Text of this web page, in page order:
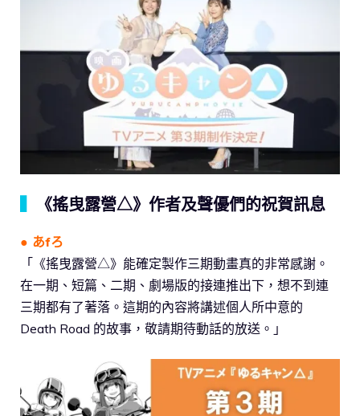
《搖曳露營△》作者及聲優們的祝賀訊息
● あfろ
「《搖曳露營△》能確定製作三期動畫真的非常感謝。
在一期、短篇、二期、劇場版的接連推出下，想不到連
三期都有了著落。這期的內容將講述個人所中意的
Death Road 的故事，敬請期待動話的放送。」